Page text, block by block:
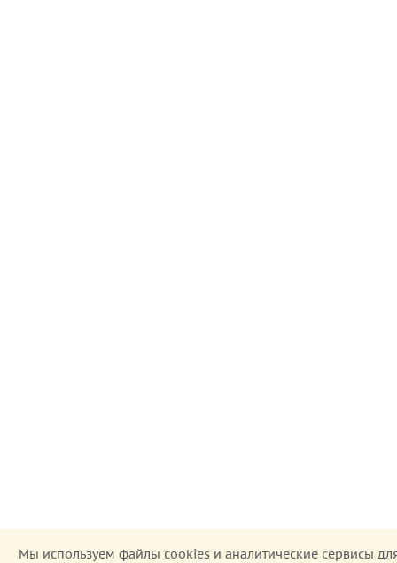
Мы используем файлы cookies и аналитические сервисы